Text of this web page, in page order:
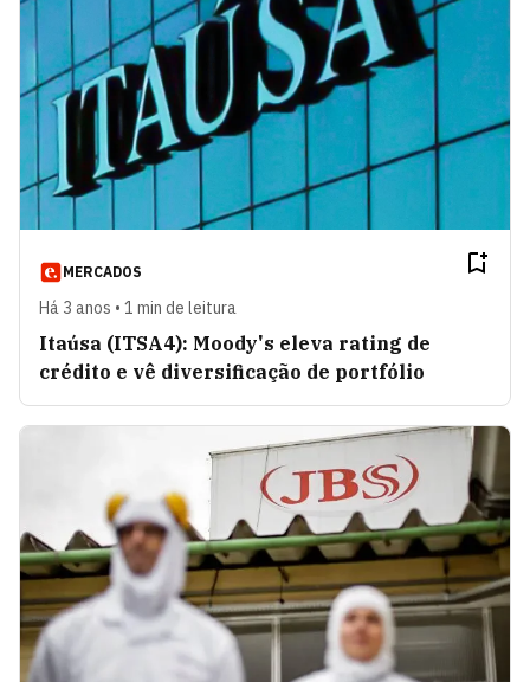
MERCADOS
Há 3 anos • 1 min de leitura
Itaúsa (ITSA4): Moody's eleva rating de
crédito e vê diversificação de portfólio